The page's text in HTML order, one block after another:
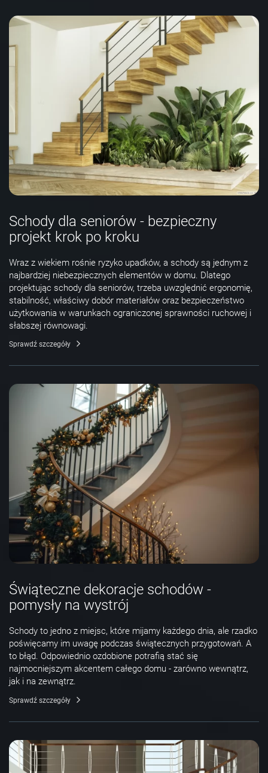
Schody dla seniorów - bezpieczny
projekt krok po kroku
Wraz z wiekiem rośnie ryzyko upadków, a schody są jednym z
najbardziej niebezpiecznych elementów w domu. Dlatego
projektując schody dla seniorów, trzeba uwzględnić ergonomię,
stabilność, właściwy dobór materiałów oraz bezpieczeństwo
użytkowania w warunkach ograniczonej sprawności ruchowej i
słabszej równowagi.
Sprawdź szczegóły
Świąteczne dekoracje schodów -
pomysły na wystrój
Schody to jedno z miejsc, które mijamy każdego dnia, ale rzadko
poświęcamy im uwagę podczas świątecznych przygotowań. A
to błąd. Odpowiednio ozdobione potrafią stać się
najmocniejszym akcentem całego domu - zarówno wewnątrz,
jak i na zewnątrz.
Sprawdź szczegóły